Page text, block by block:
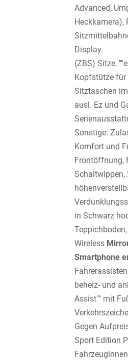
Advanced,
Heckkamera),
Display.
(ZBS) Sitze,
Kopfstütze für
Sitztaschen
ausl. Ez und
Sonstige:
Komfort und
Frontöffnung,
Schaltwippen,
in Schwarz
Wireless
Smartphone
beheiz- und
Assist"" mit
Gegen
Sport Edition